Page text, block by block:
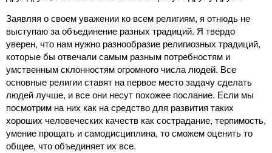
Заявляя о своем уважении ко всем религиям, я отнюдь не
выступаю за объединение разных традиций. Я твердо
уверен, что нам нужно разнообразие религиозных традиций,
которые бы отвечали самым разным потребностям и
умственным склонностям огромного числа людей. Все
основные религии ставят на первое место задачу сделать
людей лучше, и все они несут похожее послание. Если мы
посмотрим на них как на средство для развития таких
хороших человеческих качеств как сострадание, терпимость,
умение прощать и самодисциплина, то сможем оценить то
общее, что объединяет их все.